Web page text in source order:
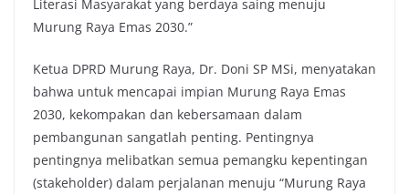
Literasi Masyarakat yang berdaya saing menuju
Murung Raya Emas 2030.”
Ketua DPRD Murung Raya, Dr. Doni SP MSi, menyatakan
bahwa untuk mencapai impian Murung Raya Emas
2030, kekompakan dan kebersamaan dalam
pembangunan sangatlah penting. Pentingnya
pentingnya melibatkan semua pemangku kepentingan
(stakeholder) dalam perjalanan menuju “Murung Raya